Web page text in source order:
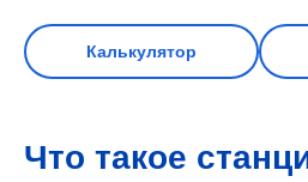
Калькулятор
Что такое